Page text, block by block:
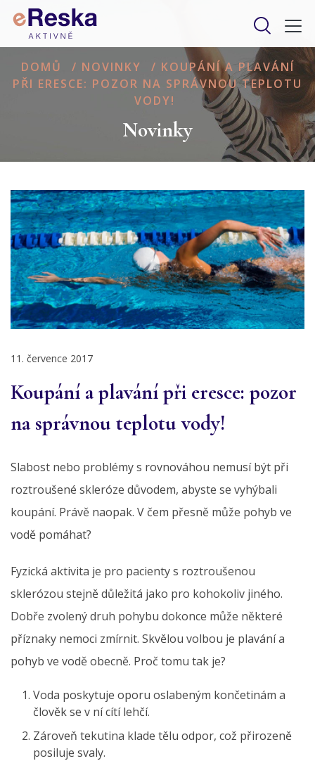
DOMŮ / NOVINKY / KOUPÁNÍ A PLAVÁNÍ
PŘI ERESCE: POZOR NA SPRÁVNOU TEPLOTU
VODY!
Novinky
11. července 2017
Koupání a plavání při eresce: pozor
na správnou teplotu vody!
Slabost nebo problémy s rovnováhou nemusí být při
roztroušené skleróze důvodem, abyste se vyhýbali
koupání. Právě naopak. V čem přesně může pohyb ve
vodě pomáhat?
Fyzická aktivita je pro pacienty s roztroušenou
sklerózou stejně důležitá jako pro kohokoliv jiného.
Dobře zvolený druh pohybu dokonce může některé
příznaky nemoci zmírnit. Skvělou volbou je plavání a
pohyb ve vodě obecně. Proč tomu tak je?
Voda poskytuje oporu oslabeným končetinám a
člověk se v ní cítí lehčí.
Zároveň tekutina klade tělu odpor, což přirozeně
posiluje svaly.